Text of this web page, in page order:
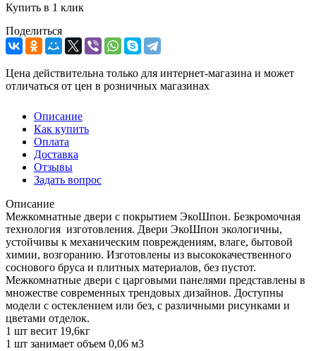
Купить в 1 клик
Поделиться
Цена действительна только для интернет-магазина и может
отличаться от цен в розничных магазинах
Описание
Как купить
Оплата
Доставка
Отзывы
Задать вопрос
Описание
Межкомнатные двери с покрытием ЭкоШпон. Безкромочная
технология изготовления. Двери ЭкоШпон экологичны,
устойчивы к механическим повреждениям, влаге, бытовой
химии, возгоранию. Изготовлены из высококачественного
соснового бруса и плитных материалов, без пустот.
Межкомнатные двери с царговыми панелями представлены в
множестве современных трендовых дизайнов. Доступны
модели с остеклением или без, с различными рисунками и
цветами отделок.
1 шт весит 19,6кг
1 шт занимает объем 0,06 м3